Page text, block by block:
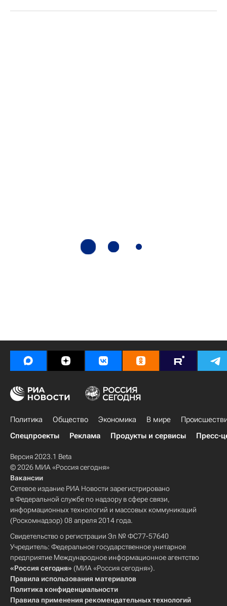
Политика Общество Экономика В мире
Спецпроекты
Реклама Продукты и сервисы Пресс-
Версия 2023.1 Beta
© 2026 МИА «Россия сегодня»
Вакансии
Сетевое издание РИА Новости зарегистрировано
в Федеральной службе по надзору в сфере связи,
информационных технологий и массовых коммуникаций
(Роскомнадзор) 08 апреля 2014 года.
Свидетельство о регистрации Эл № ФС77-57640
Учредитель: Федеральное государственное унитарное
предприятие Международное информационное агентство
«Россия сегодня» (МИА «Россия сегодня»).
Правила использования материалов
Политика конфиденциальности
Правила применения рекомендательных технологий